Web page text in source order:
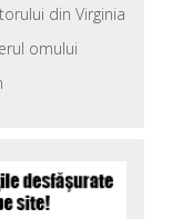
din Virginia
omului